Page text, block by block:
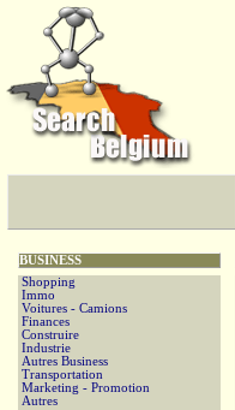
BUSINESS
Shopping
Immo
Voitures - Camions
Finances
Construire
Industrie
Autres Business
Transportation
Marketing - Promotion
Autres